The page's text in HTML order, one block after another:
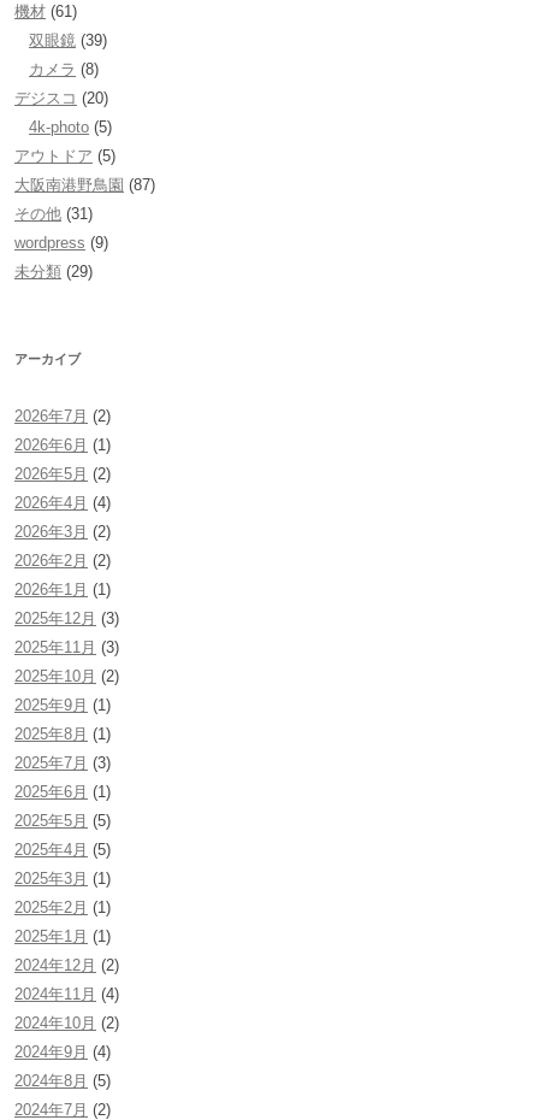
機材 (61)
双眼鏡 (39)
カメラ (8)
デジスコ (20)
4k-photo (5)
アウトドア (5)
大阪南港野鳥園 (87)
その他 (31)
wordpress (9)
未分類 (29)
アーカイブ
2026年7月 (2)
2026年6月 (1)
2026年5月 (2)
2026年4月 (4)
2026年3月 (2)
2026年2月 (2)
2026年1月 (1)
2025年12月 (3)
2025年11月 (3)
2025年10月 (2)
2025年9月 (1)
2025年8月 (1)
2025年7月 (3)
2025年6月 (1)
2025年5月 (5)
2025年4月 (5)
2025年3月 (1)
2025年2月 (1)
2025年1月 (1)
2024年12月 (2)
2024年11月 (4)
2024年10月 (2)
2024年9月 (4)
2024年8月 (5)
2024年7月 (2)